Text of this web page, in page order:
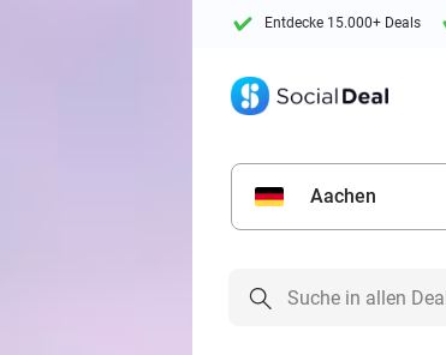
Entdecke 15.000+ Deals
Aachen